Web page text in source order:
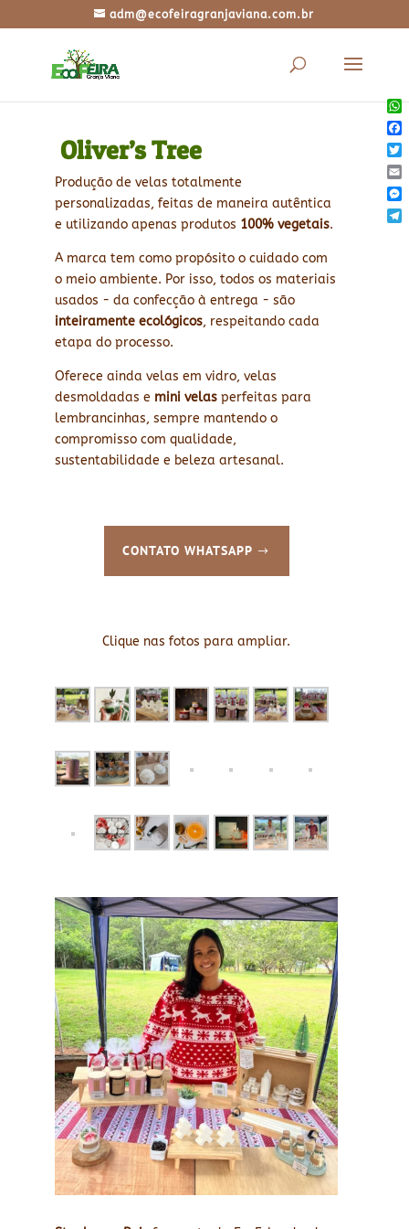
adm@ecofeiragranjaviana.com.br
Oliver’s Tree
Produção de velas totalmente
personalizadas, feitas de maneira autêntica
e utilizando apenas produtos 100% vegetais.
A marca tem como propósito o cuidado com
o meio ambiente. Por isso, todos os materiais
usados - da confecção à entrega - são
inteiramente ecológicos, respeitando cada
etapa do processo.
Oferece ainda velas em vidro, velas
desmoldadas e mini velas perfeitas para
lembrancinhas, sempre mantendo o
compromisso com qualidade,
sustentabilidade e beleza artesanal.
CONTATO WHATSAPP
Clique nas fotos para ampliar.